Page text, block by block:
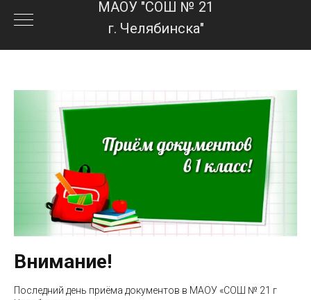
МАОУ "СОШ № 21
г. Челябинска"
Внимание!
Последний день приёма документов в МАОУ «СОШ № 21 г